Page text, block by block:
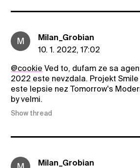
M
Milan_Grobian
10. 1. 2022, 17:02
@cookie Ved to, dufam ze sa
2022 este nevzdala. Projekt
este lepsie nez Tomorrow's
by velmi.
Show thread
Milan_Grobian